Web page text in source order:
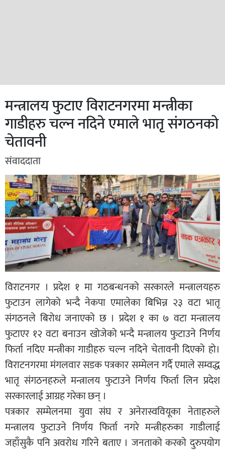
मन्त्रालय फुटाए विराटनगरमा मन्त्रीका
गाडीहरु चल्न नदिने एमाले भातृ संगठनको
चेतावनी
संवाददाता
विराटनगर । प्रदेश १ मा गठबन्धनको सरकारले मन्त्रालयहरु
फुटाउन लागेको भन्दै नेकपा एमालेका बिभिन्न २३ वटा भातृ
संगठनले बिरोध जनाएको छ । प्रदेश १ का ७ वटा मन्त्रालय
फुटाएर १२ वटा बनाउन खोजेको भन्दै मन्त्रालय फुटाउने निर्णय
फिर्ता नदिए मन्त्रीका गाडीहरु चल्न नदिने चेतावनी दिएको हो।
विराटनगरमा मंगलवार सडक पत्रकार सम्मेलन गर्दै एमाले सम्वद्ध
भातृ संगठनहरुले मन्त्रालय फुटाउने निर्णय फिर्ता लिन प्रदेश
सरकारलाई आग्रह गरेका छन् ।
पत्रकार सम्मेलनमा युवा संघ र अनेरास्ववियूका नेताहरुले
मन्त्रालय फुटाउने निर्णय फिर्ता नगरे मन्त्रीहरुका गाडीलाई
जहाँसुकै पनि अवरोध गरिने बताए । जनताको करको दुरुपयोग